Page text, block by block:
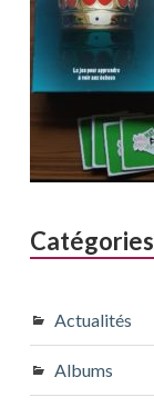
Catégories
Actualités
Albums